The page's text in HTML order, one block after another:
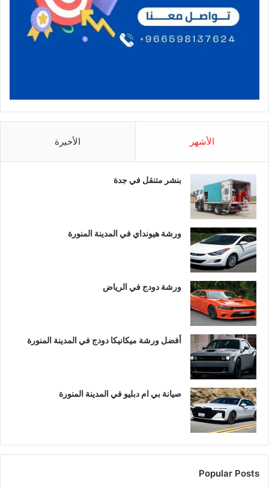
الأشهر الأخيرة
بنشر متنقل في جدة
ورشة هيونداي في المدينة المنورة
ورشة دودج في الرياض
أفضل ورشة ميكانيكا دودج في المدينة المنورة
صيانة بي ام دبليو في المدينة المنورة
Popular Posts